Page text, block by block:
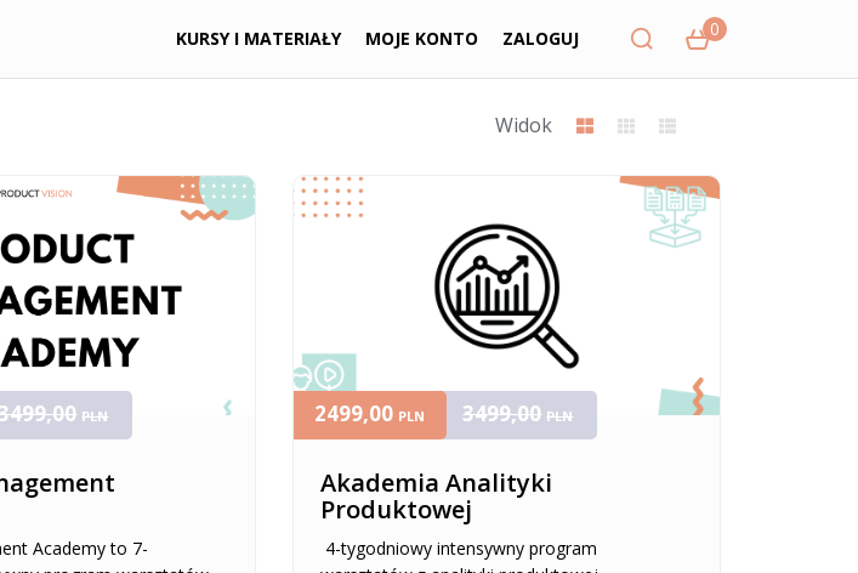
KURSY I MATERIAŁY MOJE KONTO ZALOGUJ 0
Widok
Academy to 7-
PLN
Akademia Analityki
Produktowej
4-tygodniowy intensywny program
2499,00 PLN 3499,00 PLN